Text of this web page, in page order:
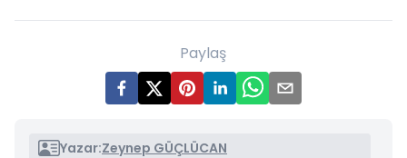
Paylaş
Yazar:Zeynep GÜÇLÜCAN